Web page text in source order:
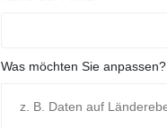
Was möchten Sie anpassen?